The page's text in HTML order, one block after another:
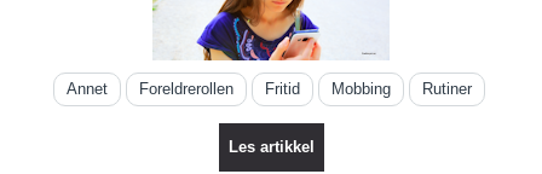
Annet Foreldrerollen Fritid Mobbing Rutiner
Les artikkel